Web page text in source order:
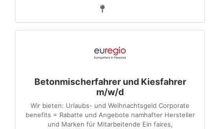
Betonmischerfahrer und Kiesfahrer
m/w/d
Wir bieten: Urlaubs- und Weihnachtsgeld Corporate
benefits = Rabatte und Angebote namhafter Hersteller
und Marken für Mitarbeitende Ein faires,